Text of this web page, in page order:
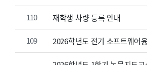
110 재학생 차량 등록 안내
109 2026학년도 전기 소프트웨어